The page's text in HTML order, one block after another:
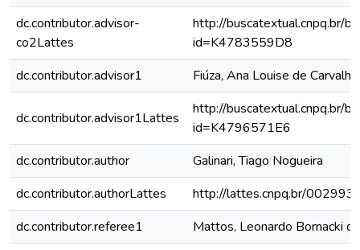
dc.contributor.advisor-
co2Lattes
http://buscatextual.cnpq.br/
id=K4783559D8
dc.contributor.advisor1
Fiúza, Ana Louise de Carvalho
dc.contributor.advisor1Lattes
http://buscatextual.cnpq.br/
id=K4796571E6
dc.contributor.author
Galinari, Tiago Nogueira
dc.contributor.authorLattes
http://lattes.cnpq.br/
dc.contributor.referee1
Mattos, Leonardo Bornacki de